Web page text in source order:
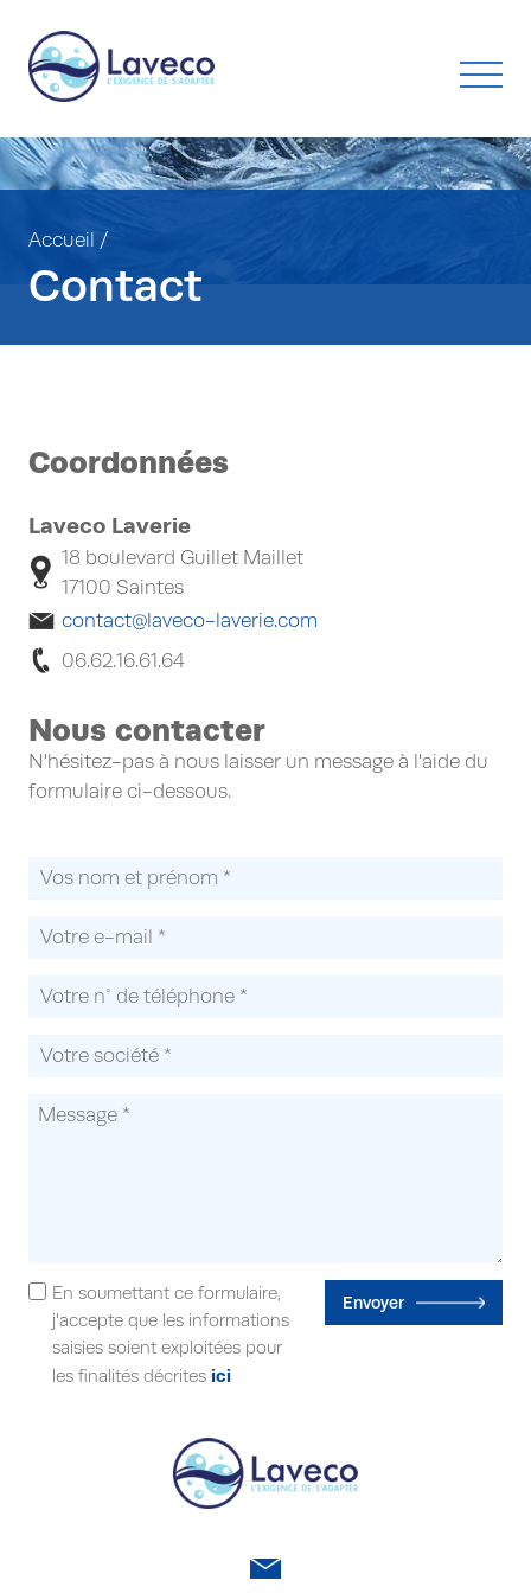
Accueil /
Contact
Coordonnées
Laveco Laverie
18 boulevard Guillet Maillet
17100 Saintes
contact@laveco-laverie.com
06.62.16.61.64
Nous contacter
N'hésitez-pas à nous laisser un message à l'aide du
formulaire ci-dessous.
En soumettant ce formulaire,
j'accepte que les informations
saisies soient exploitées pour
les finalités décrites ici
Envoyer